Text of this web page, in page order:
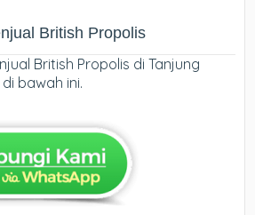
British Propolis
British Propolis di Tanjung
bawah ini.